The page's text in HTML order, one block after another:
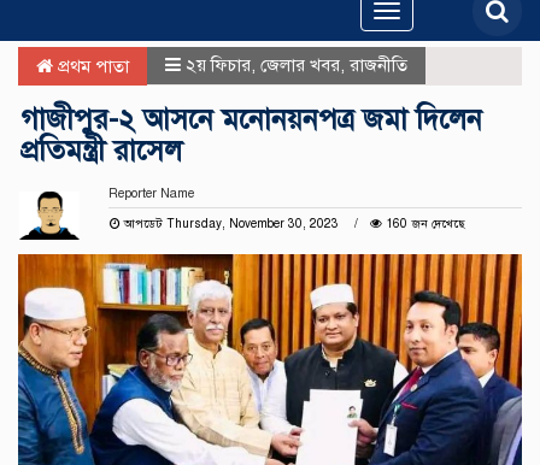
Toggle
navigation
প্রথম পাতা ২য় ফিচার জেলার খবর রাজনীতি
গাজীপুর-২ আসনে মনোনয়নপত্র জমা দিলেন
প্রতিমন্ত্রী রাসেল
Reporter Name
আপডেট Thursday, November 30, 2023
160 জন দেখেছে